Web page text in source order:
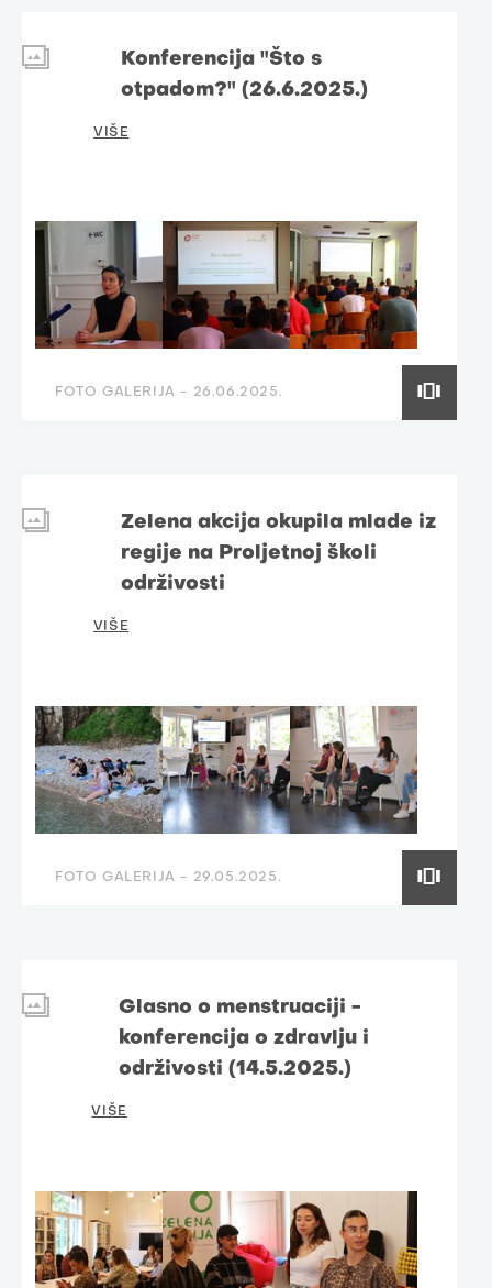
Konferencija "Što s
otpadom?" (26.6.2025.)
VIŠE
FOTO GALERIJA - 26.06.2025.
Zelena akcija okupila mlade iz
regije na Proljetnoj školi
održivosti
VIŠE
FOTO GALERIJA - 29.05.2025.
Glasno o menstruaciji -
konferencija o zdravlju i
održivosti (14.5.2025.)
VIŠE